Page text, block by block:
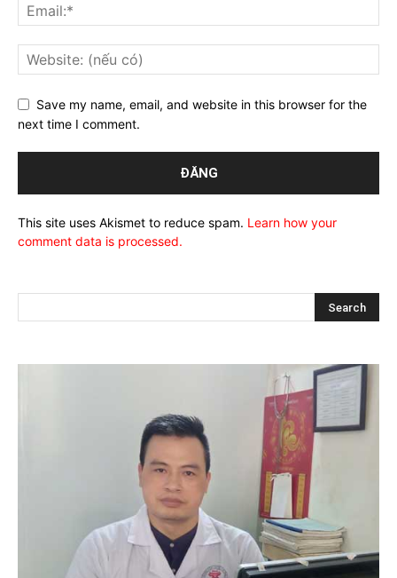
Save my name, email, and website in this browser for the
next time I comment.
This site uses Akismet to reduce spam. Learn how your
comment data is processed.